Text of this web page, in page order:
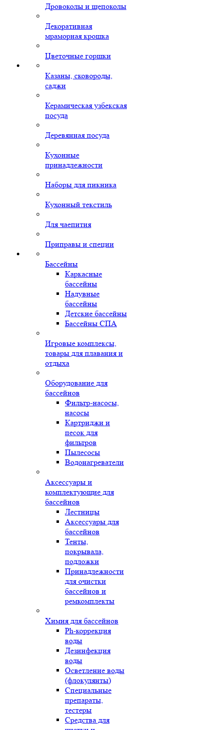
Дровоколы и щепоколы
Декоративная
мраморная крошка
Цветочные горшки
Казаны, сковороды,
саджи
Керамическая узбекская
посуда
Деревянная посуда
Кухонные
принадлежности
Наборы для пикника
Кухонный текстиль
Для чаепития
Приправы и специи
Бассейны
Каркасные
бассейны
Надувные
бассейны
Детские бассейны
Бассейны СПА
Игровые комплексы,
товары для плавания и
отдыха
Оборудование для
бассейнов
Фильтр-насосы,
насосы
Картриджи и
песок для
фильтров
Пылесосы
Водонагреватели
Аксессуары и
комплектующие для
бассейнов
Лестницы
Аксессуары для
бассейнов
Тенты,
покрывала,
подложки
Принадлежности
для очистки
бассейнов и
ремкомплекты
Химия для бассейнов
Ph-коррекция
воды
Дезинфекция
воды
Осветление воды
(флокулянты)
Специальные
препараты,
тестеры
Средства для